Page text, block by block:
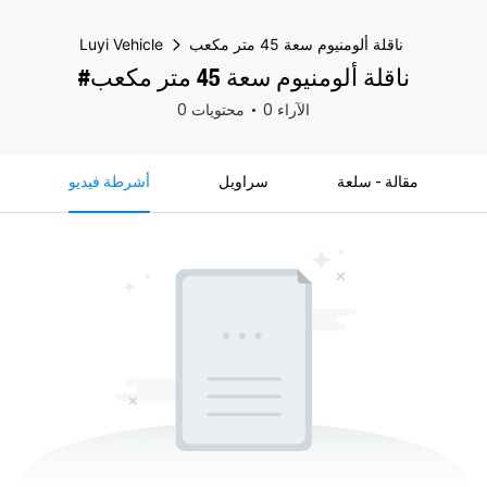
Luyi Vehicle ناقلة ألومنيوم سعة 45 متر مكعب
#ناقلة ألومنيوم سعة 45 متر مكعب
0 محتويات 0 الآراء
أشرطة فيديو سراويل مقالة - سلعة